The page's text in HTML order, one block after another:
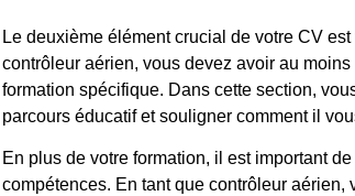
Le deuxième élément crucial de votre CV
contrôleur aérien, vous devez avoir au moins
formation spécifique. Dans cette section,
parcours éducatif et souligner comment il
En plus de votre formation, il est important
compétences. En tant que contrôleur aérien,